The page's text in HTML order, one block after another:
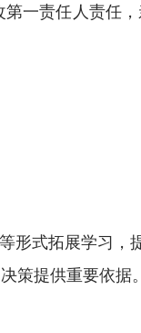
一责任人责任
形式拓展学习，
策提供重要依据。